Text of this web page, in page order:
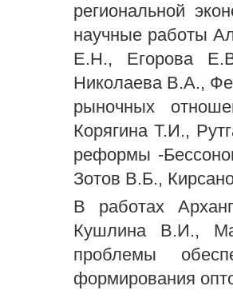
региональной
научные работы
E.H., Егорова
Николаева В.А.,
рыночных
Корягина Т.И.,
реформы -
Зотов В.Б.,
В работах
Кушлина В.И.,
проблемы
формирования